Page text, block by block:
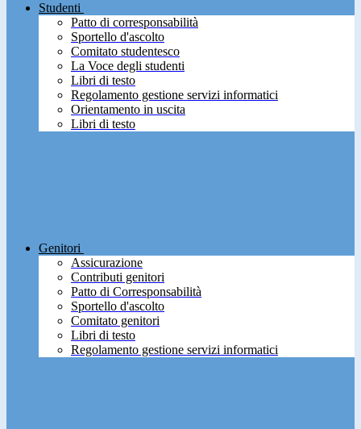
Studenti
Patto di corresponsabilità
Sportello d'ascolto
Comitato studentesco
La Voce degli studenti
Libri di testo
Regolamento gestione servizi informatici
Orientamento in uscita
Libri di testo
Genitori
Assicurazione
Contributi genitori
Patto di Corresponsabilità
Sportello d'ascolto
Comitato genitori
Libri di testo
Regolamento gestione servizi informatici